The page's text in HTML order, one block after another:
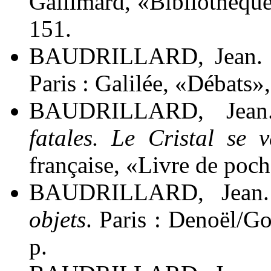
151.
BAUDRILLARD,
Paris : Galilée,
BAUDRILLARD,
fatales. Le Cristal se
française, «Livre de
BAUDRILLARD,
objets. Paris : Denoël/
p.